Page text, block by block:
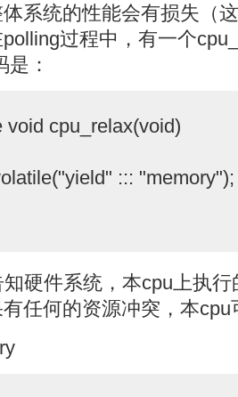
系统的性能会有损失（
过程中，有一个
：
void cpu_relax(void)
::: "memory");
硬件系统，本cpu上执
任何的资源冲突，本